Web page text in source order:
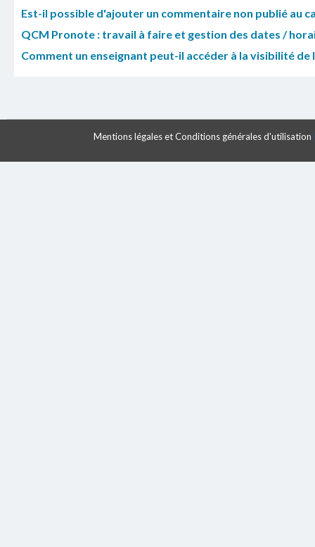
Est-il possible d'ajouter un commentaire non publié au
QCM Pronote : travail à faire et gestion des dates /
Comment un enseignant peut-il accéder à la visibilité
Mentions légales et Conditions générales d'utilisation